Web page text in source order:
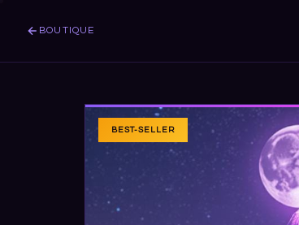
BOUTIQUE
BEST-SELLER